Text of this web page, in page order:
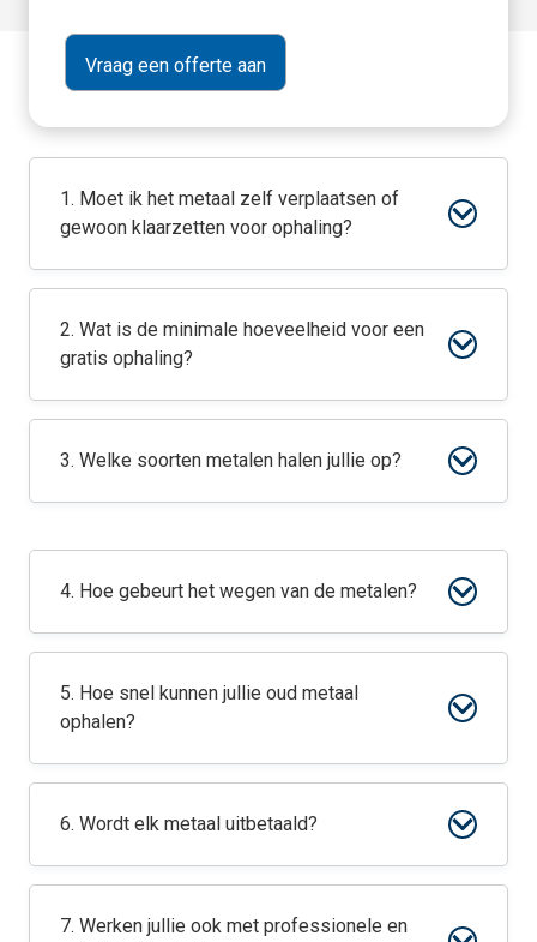
1. Moet ik het metaal zelf verplaatsen of
gewoon klaarzetten voor ophaling?
2. Wat is de minimale hoeveelheid voor een
gratis ophaling?
3. Welke soorten metalen halen jullie op?
4. Hoe gebeurt het wegen van de metalen?
5. Hoe snel kunnen jullie oud metaal
ophalen?
6. Wordt elk metaal uitbetaald?
7. Werken jullie ook met professionele en